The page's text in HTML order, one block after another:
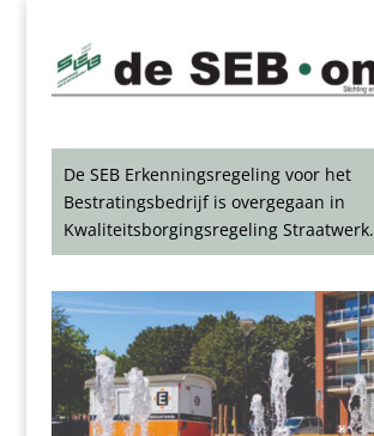
De SEB Erkenningsregeling voor het
Bestratingsbedrijf is overgegaan in
Kwaliteitsborgingsregeling Straatwerk.